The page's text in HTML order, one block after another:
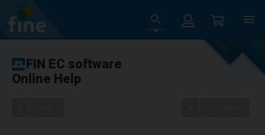
FIN EC software
Online Help